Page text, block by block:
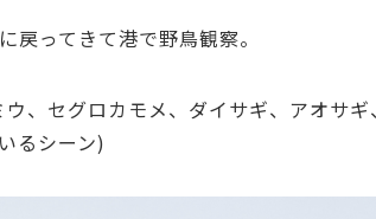
戻ってきて港で野鳥観察。
ウ、セグロカモメ、ダイサギ、アオサ
るシーン)